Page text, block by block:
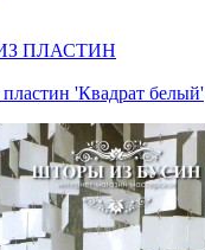
ПЛАСТИН
'Квадрат белый'